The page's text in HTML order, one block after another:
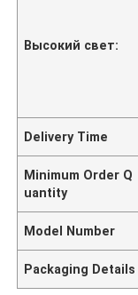
Высокий свет:
Delivery Time
Minimum Order Q
uantity
Model Number
Packaging Details